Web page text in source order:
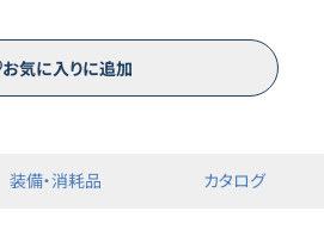
お気に入りに追加
装備・消耗品 カタログ